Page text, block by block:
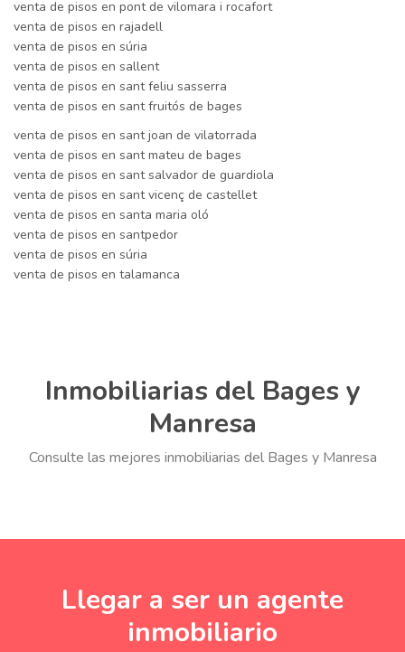
venta de pisos en pont de vilomara i rocafort
venta de pisos en rajadell
venta de pisos en súria
venta de pisos en sallent
venta de pisos en sant feliu sasserra
venta de pisos en sant fruitós de bages
venta de pisos en sant joan de vilatorrada
venta de pisos en sant mateu de bages
venta de pisos en sant salvador de guardiola
venta de pisos en sant vicenç de castellet
venta de pisos en santa maria oló
venta de pisos en santpedor
venta de pisos en súria
venta de pisos en talamanca
Inmobiliarias del Bages y
Manresa
Consulte las mejores inmobiliarias del Bages y Manresa
Llegar a ser un agente
inmobiliario